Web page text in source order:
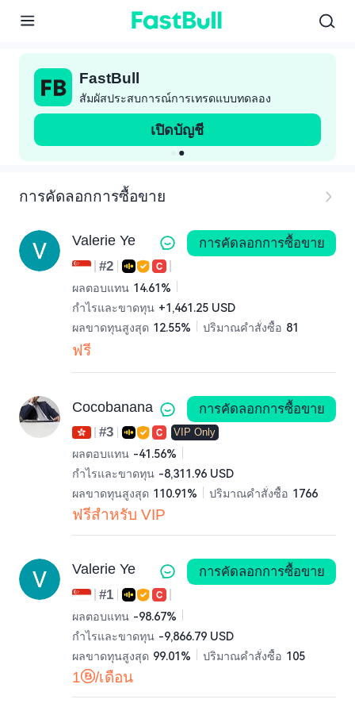
01
02
03
FastBull
สัมผัสประสบการณ์การเทรดแบบทดลอง
เปิดบัญชี
การคัดลอกการซื้อขาย
Valerie Ye
การคัดลอกการซื้อขาย
#2
ผลตอบแทน 14.61%
กำไรและขาดทุน +1,461.25 USD
ผลขาดทุนสูงสุด 12.55% ปริมาณคำสั่งซื้อ 81
ฟรี
Cocobanana
การคัดลอกการซื้อขาย
#3
VIP Only
ผลตอบแทน -41.56%
กำไรและขาดทุน -8,311.96 USD
ผลขาดทุนสูงสุด 110.91% ปริมาณคำสั่งซื้อ 1766
ฟรีสำหรับ VIP
Valerie Ye
การคัดลอกการซื้อขาย
#1
ผลตอบแทน -98.67%
กำไรและขาดทุน -9,866.79 USD
ผลขาดทุนสูงสุด 99.01% ปริมาณคำสั่งซื้อ 105
1 /เดือน